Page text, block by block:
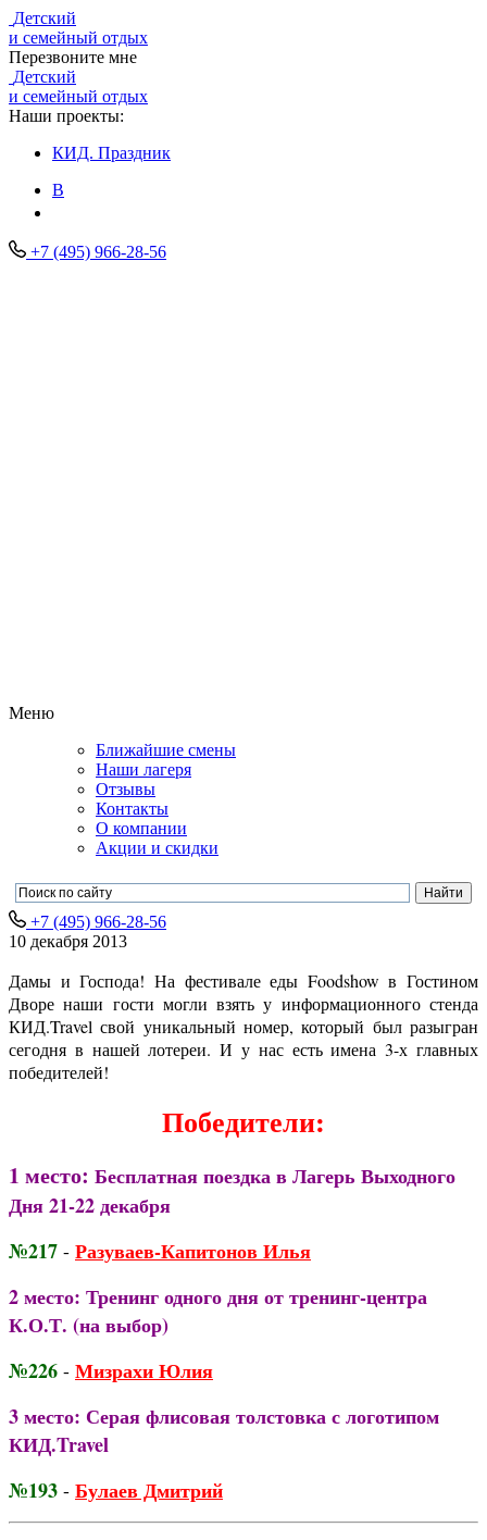
Детский
и семейный отдых
Перезвоните мне
Детский
и семейный отдых
Наши проекты:
КИД. Праздник
В
+7 (495) 966-28-56
Меню
Ближайшие смены
Наши лагеря
Отзывы
Контакты
О компании
Акции и скидки
+7 (495) 966-28-56
10 декабря 2013
Дамы и Господа! На фестивале еды Foodshow в Гостином
Дворе наши гости могли взять у информационного стенда
КИД.Travel свой уникальный номер, который был разыгран
сегодня в нашей лотереи. И у нас есть имена 3-х главных
победителей!
Победители:
1 место: Бесплатная поездка в Лагерь Выходного
Дня 21-22 декабря
№217 - Разуваев-Капитонов Илья
2 место: Тренинг одного дня от тренинг-центра
К.О.Т. (на выбор)
№226 - Мизрахи Юлия
3 место: Серая флисовая толстовка с логотипом
КИД.Travel
№193 - Булаев Дмитрий